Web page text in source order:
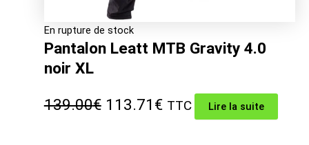
En rupture de stock
Pantalon Leatt MTB Gravity 4.0
noir XL
139.00€ Le
113.71 €Le
TTC Lire la suite